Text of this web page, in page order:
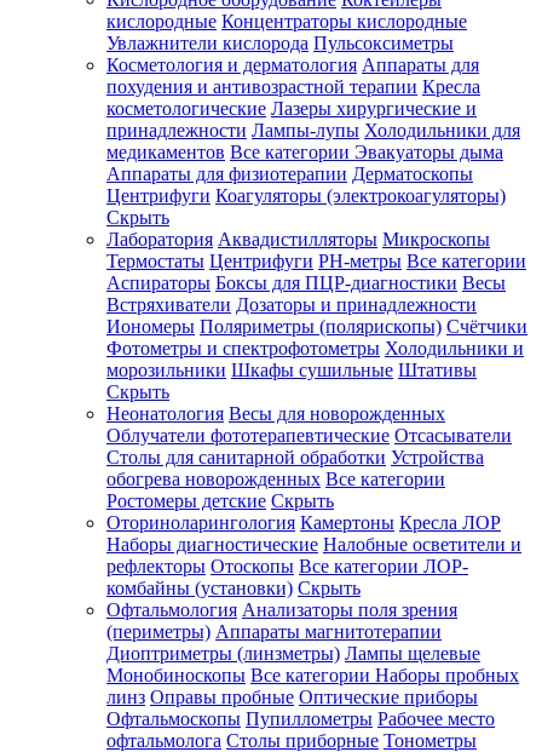
Зарегистрироваться
Зачем
регистрироваться?
Все
покупки
одном
месте
Личный
менеджер
Отслеживание
статуса
заказа
кислородные Концентраторы кислородные
Увлажнители кислорода Пульсоксиметры
Косметология и дерматология Аппараты для
похудения и антивозрастной терапии Кресла
косметологические Лазеры хирургические и
принадлежности Лампы-лупы Холодильники для
медикаментов Все категории Эвакуаторы дыма
Аппараты для физиотерапии Дерматоскопы
Центрифуги Коагуляторы (электрокоагуляторы)
Скрыть
Лаборатория Аквадистилляторы Микроскопы
Термостаты Центрифуги PH-метры Все категории
Аспираторы Боксы для ПЦР-диагностики Весы
Встряхиватели Дозаторы и принадлежности
Иономеры Поляриметры (полярископы) Счётчики
Фотометры и спектрофотометры Холодильники и
морозильники Шкафы сушильные Штативы
Скрыть
Неонатология Весы для новорожденных
Облучатели фототерапевтические Отсасыватели
Столы для санитарной обработки Устройства
обогрева новорожденных Все категории
Ростомеры детские Скрыть
Оториноларингология Камертоны Кресла ЛОР
Наборы диагностические Налобные осветители и
рефлекторы Отоскопы Все категории ЛОР-
комбайны (установки) Скрыть
Офтальмология Анализаторы поля зрения
(периметры) Аппараты магнитотерапии
Диоптриметры (линзметры) Лампы щелевые
Монобиноскопы Все категории Наборы пробных
линз Оправы пробные Оптические приборы
Офтальмоскопы Пупиллометры Рабочее место
офтальмолога Столы приборные Тонометры